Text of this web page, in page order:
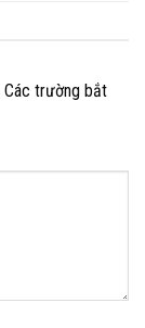
Các trường bắt